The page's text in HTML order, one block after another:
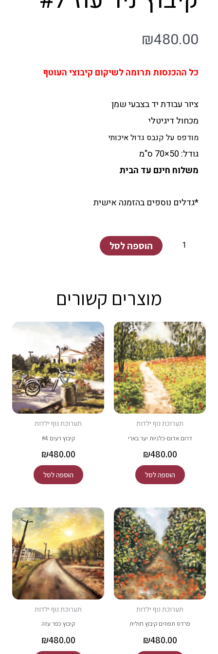
₪480.00
כל ההכנסות תרומה לשיקום קיבוצי העוטף
ציור עבודת יד בצבעי שמן
מכחול דיגיטלי
מודפס על קנבס גדול איכותי
גודל: 50×70 ס"מ
משלוח חינם עד הבית
*גדלים נוספים בהזמנה אישית
כמות
הוספה לסל
מוצרים קשורים
תערוכת נוף ילדות
דרום אדום-כלניות יער בארי
₪480.00
הוספה לסל
תערוכת נוף ילדות
קיבוץ רעים #4
₪480.00
הוספה לסל
תערוכת נוף ילדות
פרדס תפוזים קיבוץ חולית
₪480.00
תערוכת נוף ילדות
קיבוץ כפר עזה
₪480.00